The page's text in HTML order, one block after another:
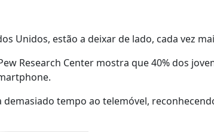
Unidos, estão a deixar de lado, cada vez
Research Center mostra que 40% dos
demasiado tempo ao telemóvel,